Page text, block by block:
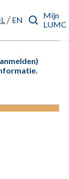
/ EN
Mijn
LUMC